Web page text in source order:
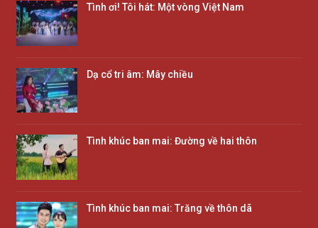
Tình ơi! Tôi hát: Một vòng Việt Nam
Dạ cổ tri âm: Mây chiều
Tình khúc ban mai: Đường về hai thôn
Tình khúc ban mai: Trăng về thôn dã